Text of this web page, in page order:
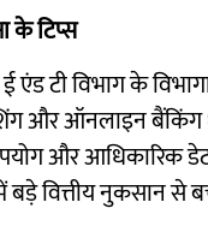
के टिप्स
टी विभाग के
और ऑनलाइन बैंकिंग
और आधिकारिक
बड़े वित्तीय नुकसान से